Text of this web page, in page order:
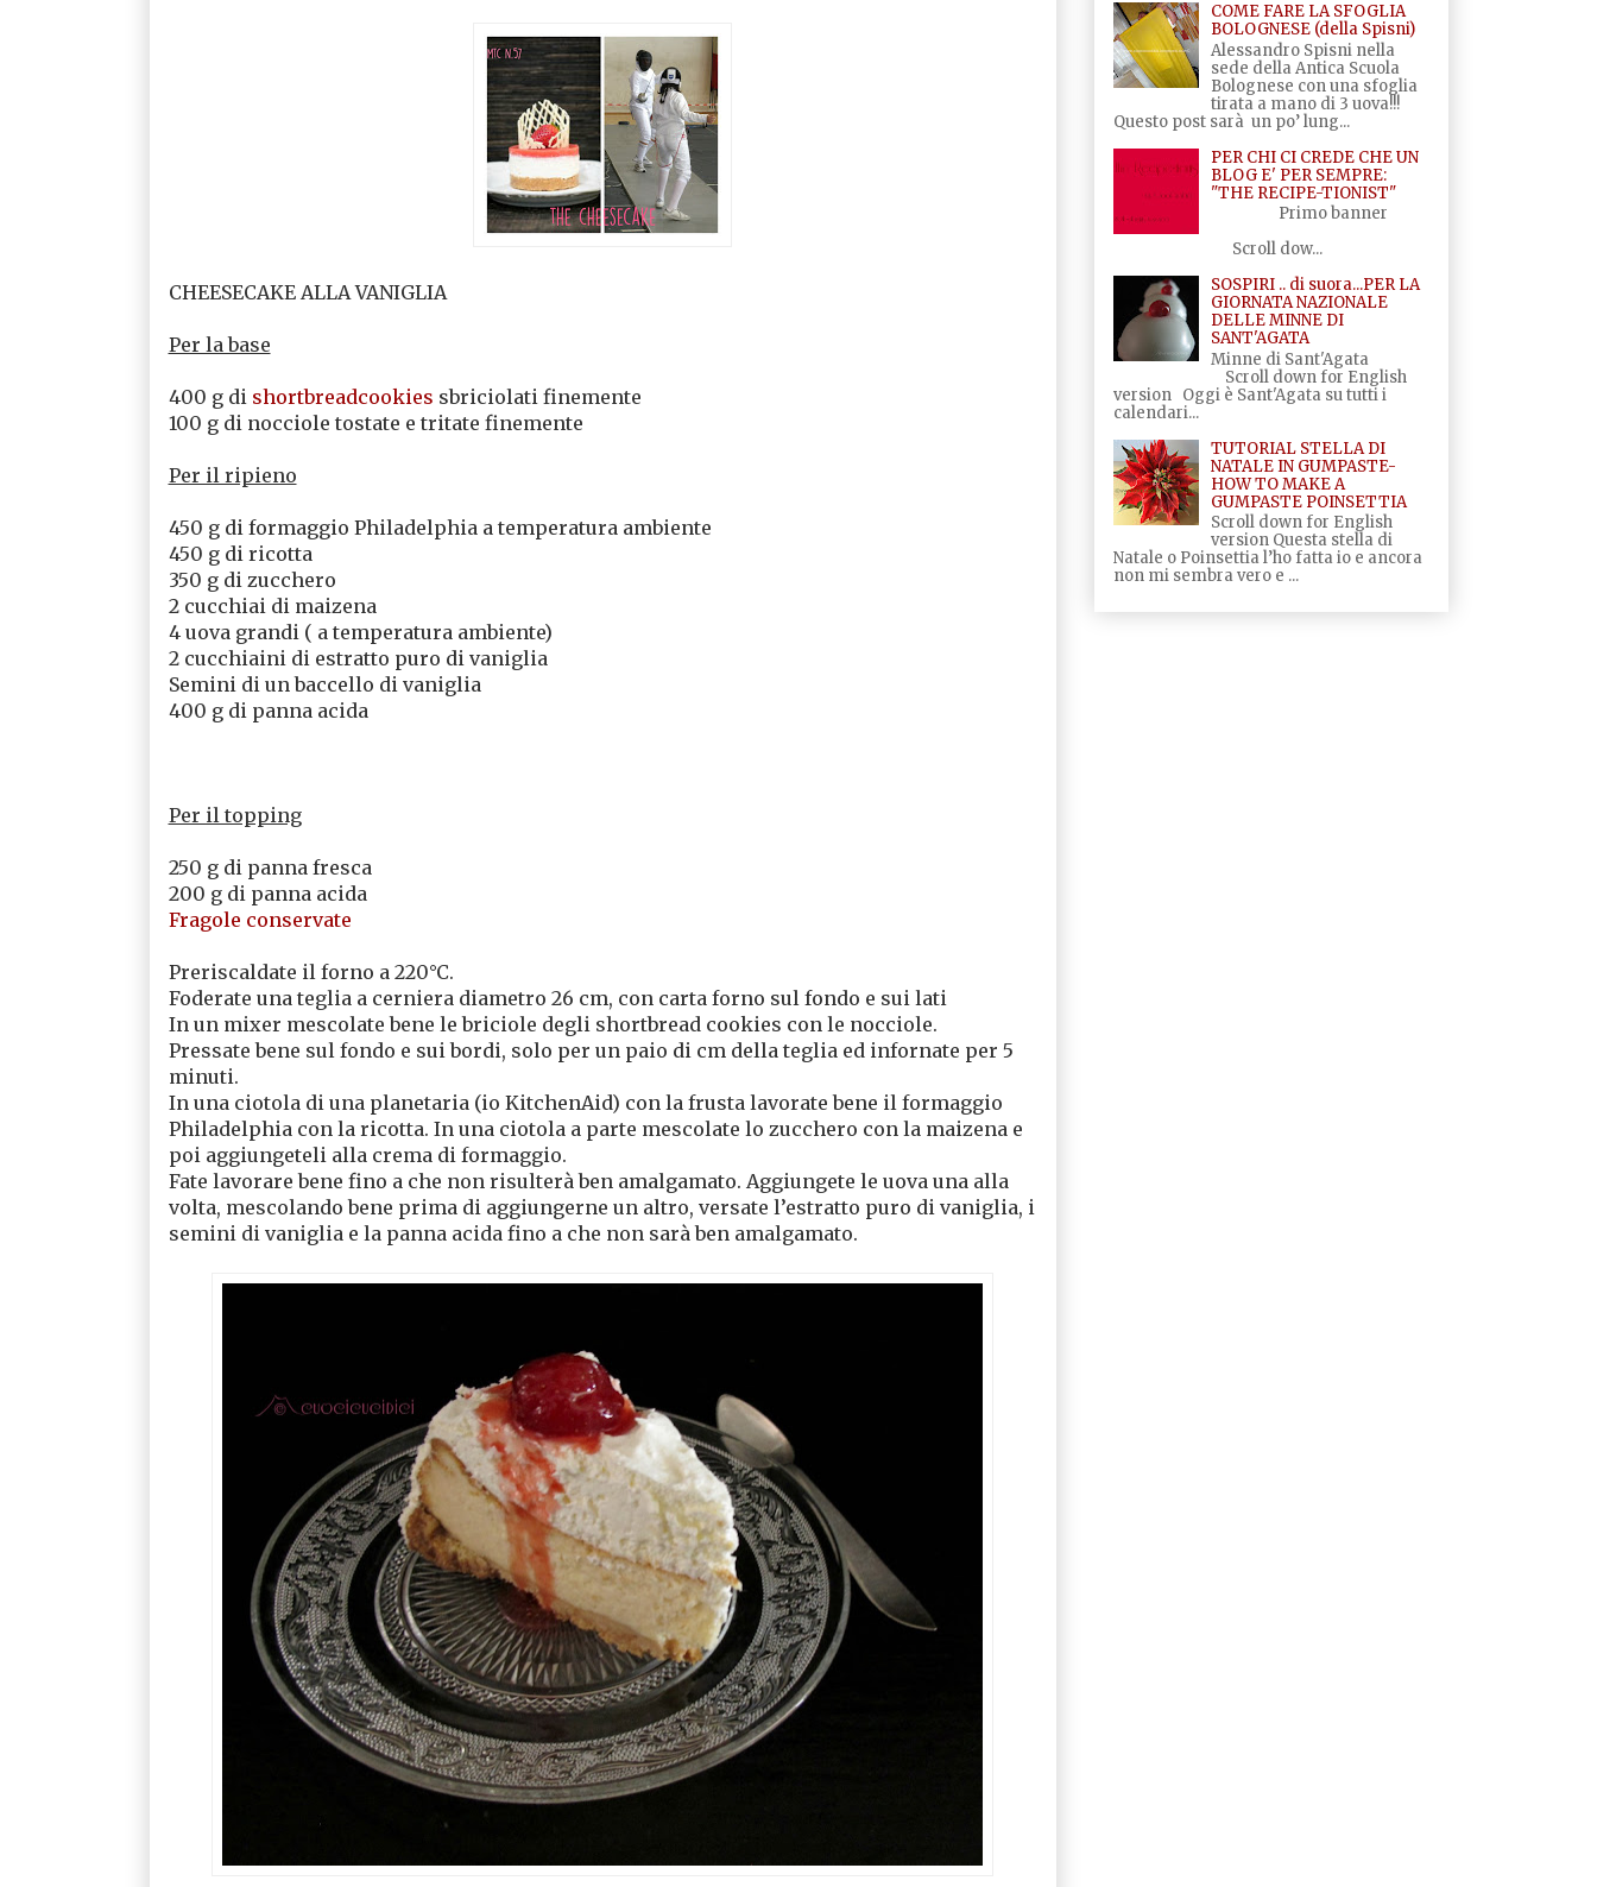
CHEESECAKE ALLA VANIGLIA
Per la base
400 g di shortbreadcookies sbriciolati finemente
100 g di nocciole tostate e tritate finemente
Per il ripieno
450 g di formaggio Philadelphia a temperatura ambiente
450 g di ricotta
350 g di zucchero
2 cucchiai di maizena
4 uova grandi ( a temperatura ambiente)
2 cucchiaini di estratto puro di vaniglia
Semini di un baccello di vaniglia
400 g di panna acida
Per il topping
250 g di panna fresca
200 g di panna acida
Fragole conservate
Preriscaldate il forno a 220°C.
Foderate una teglia a cerniera diametro 26 cm, con carta forno sul fondo e sui lati
In un mixer mescolate bene le briciole degli shortbread cookies con le nocciole.
Pressate bene sul fondo e sui bordi, solo per un paio di cm della teglia ed infornate per 5
minuti.
In una ciotola di una planetaria (io KitchenAid) con la frusta lavorate bene il formaggio
Philadelphia con la ricotta. In una ciotola a parte mescolate lo zucchero con la maizena e
poi aggiungeteli alla crema di formaggio.
Fate lavorare bene fino a che non risulterà ben amalgamato. Aggiungete le uova una alla
volta, mescolando bene prima di aggiungerne un altro, versate l’estratto puro di vaniglia, i
semini di vaniglia e la panna acida fino a che non sarà ben amalgamato.
COME FARE LA SFOGLIA
BOLOGNESE (della Spisni)
Alessandro Spisni nella
sede della Antica Scuola
Bolognese con una sfoglia
tirata a mano di 3 uova!!!
Questo post sarà un po’ lung...
PER CHI CI CREDE CHE UN
BLOG E' PER SEMPRE:
"THE RECIPE-TIONIST"
Primo banner
Scroll dow...
SOSPIRI .. di suora...PER LA
GIORNATA NAZIONALE
DELLE MINNE DI
SANT'AGATA
Minne di Sant'Agata
Scroll down for English
version Oggi è Sant'Agata su tutti i
calendari...
TUTORIAL STELLA DI
NATALE IN GUMPASTE-
HOW TO MAKE A
GUMPASTE POINSETTIA
Scroll down for English
version Questa stella di
Natale o Poinsettia l’ho fatta io e ancora
non mi sembra vero e ...